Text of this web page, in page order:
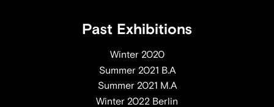
Past Exhibitions
Winter 2020
Summer 2021 B.A
Summer 2021 M.A
Winter 2022 Berlin